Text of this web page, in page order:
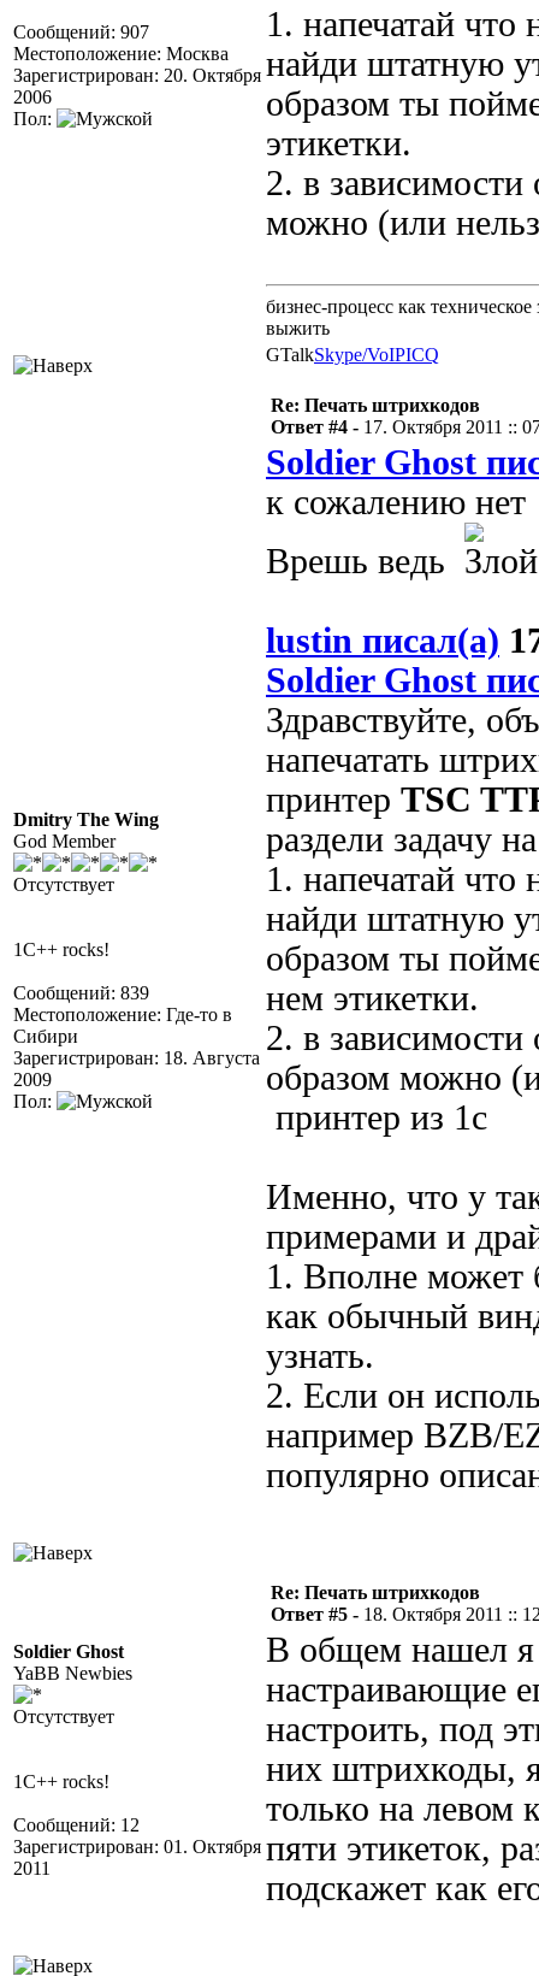
Сообщений: 907
Местоположение: Москва
Зарегистрирован: 20. Октября
2006
Пол:
1. напечатай
найди штатную
образом ты
этикетки.
2. в
можно (или
бизнес-процесс как
выжить
GTalkSkype/VoIPICQ
Dmitry The Wing
God Member
Отсутствует
1C++ rocks!
Сообщений: 839
Местоположение: Где-то в
Сибири
Зарегистрирован: 18. Августа
2009
Пол:
Re: Печать штрихкодов
Ответ #4 - 17. Октября 2011 ::
Soldier Ghost
к сожалению нет
Врешь ведь
lustin писал(а)
Soldier Ghost
Здравствуйте,
напечатать
принтер TSC
раздели задачу
1. напечатай
найди штатную
образом ты
нем этикетки.
2. в
образом можно
принтер из 1с
Именно, что у
примерами и
1. Вполне может
как обычный
узнать.
2. Если он
например BZB/
популярно
Soldier Ghost
YaBB Newbies
Отсутствует
1C++ rocks!
Сообщений: 12
Зарегистрирован: 01. Октября
2011
Re: Печать штрихкодов
Ответ #5 - 18. Октября 2011 ::
В общем нашел я
настраивающие
настроить, под
них штрихкоды,
только на левом
пяти этикеток,
подскажет как